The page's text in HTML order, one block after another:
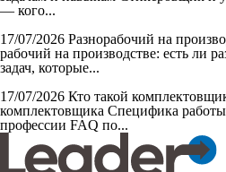
— кого...
17/07/2026 Разнорабочий на
рабочий на производстве: есть ли
задач, которые...
17/07/2026 Кто такой
комплектовщика Специфика
профессии FAQ по...